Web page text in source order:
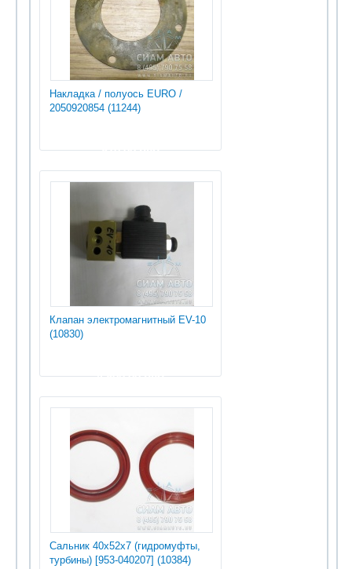
Накладка / полуось EURO /
2050920854 (11244)
810.00 руб
Клапан электромагнитный EV-10
(10830)
4 800.00 руб
Сальник 40х52х7 (гидромуфты,
турбины) [953-040207] (10384)